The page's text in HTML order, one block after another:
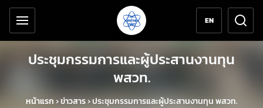
ข้ามไปยังเนื้อหาหลัก
เครื่องมือช่วยเหลือ
EN
ประชุมกรรมการและผู้ประสานงานทุน
พสวท.
หน้าแรก›ข่าวสาร›ประชุมกรรมการและผู้ประสานงานทุน พสวท.